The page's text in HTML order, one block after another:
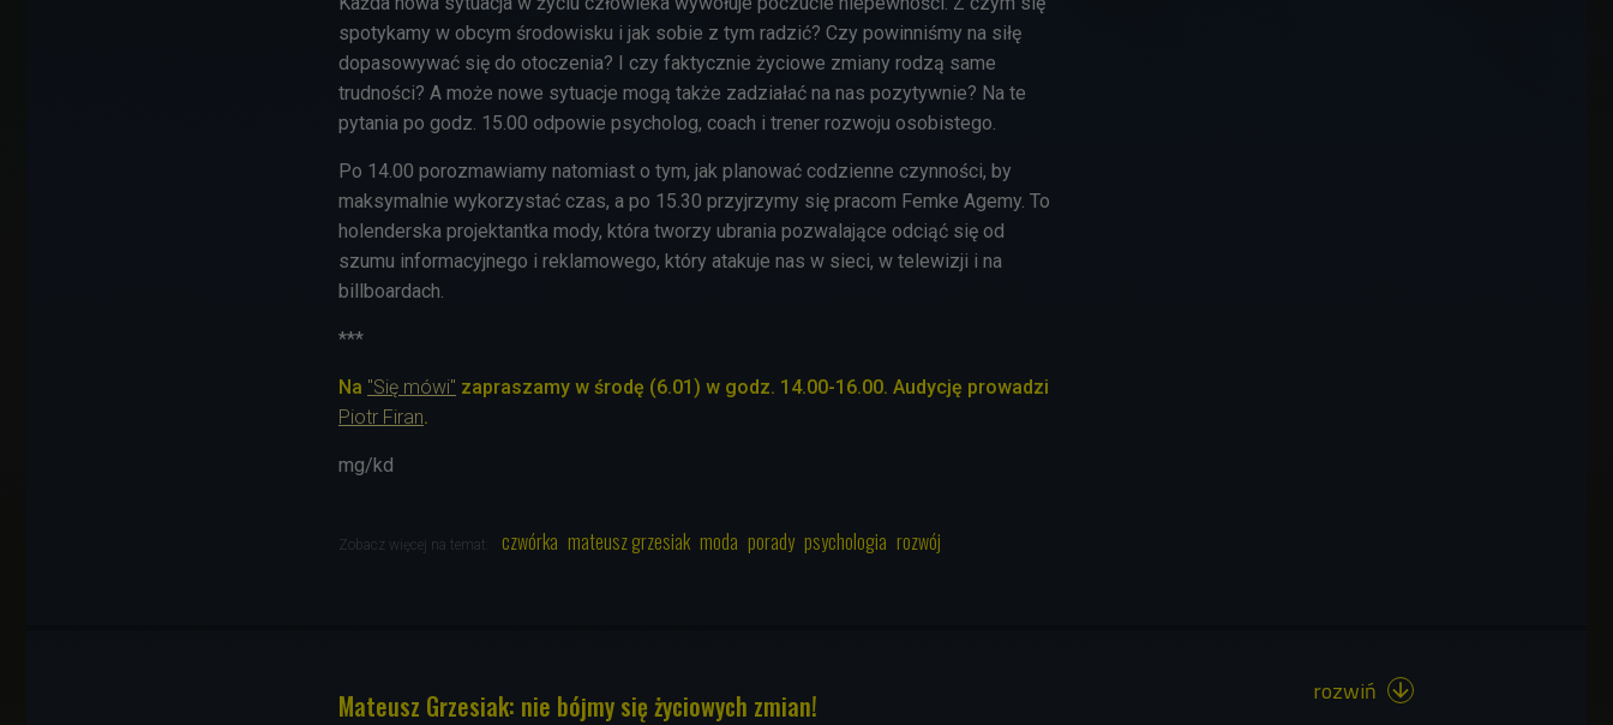
spotykamy w obcym środowisku i jak sobie z tym radzić? Czy powinniśmy na siłę
dopasowywać się do otoczenia? I czy faktycznie życiowe zmiany rodzą same
trudności? A może nowe sytuacje mogą także zadziałać na nas pozytywnie? Na te
pytania po godz. 15.00 odpowie psycholog, coach i trener rozwoju osobistego.
Po 14.00 porozmawiamy natomiast o tym, jak planować codzienne czynności, by
maksymalnie wykorzystać czas, a po 15.30 przyjrzymy się pracom Femke Agemy. To
holenderska projektantka mody, która tworzy ubrania pozwalające odciąć się od
szumu informacyjnego i reklamowego, który atakuje nas w sieci, w telewizji i na
billboardach.
***
Na "Się mówi" zapraszamy w środę (6.01) w godz. 14.00-16.00. Audycję prowadzi
Piotr Firan.
mg/kd
Zobacz więcej na temat: czwórka mateusz grzesiak moda porady psychologia rozwój
Mateusz Grzesiak: nie bójmy się życiowych zmian! rozwiń 